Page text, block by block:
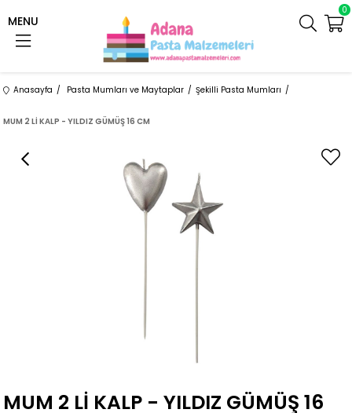
MENU
0
Anasayfa Pasta Mumları ve Maytaplar Şekilli Pasta Mumları
MUM 2 Lİ KALP - YILDIZ GÜMÜŞ 16 CM
MUM 2 Lİ KALP - YILDIZ GÜMÜŞ 16